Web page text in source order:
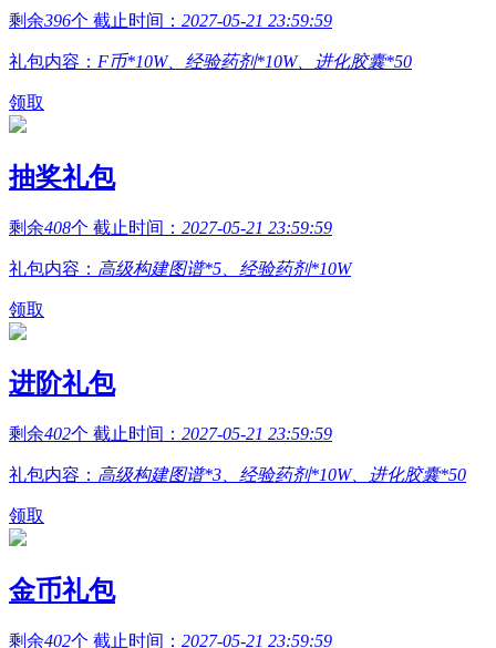
剩余396个 截止时间： 2027-05-21 23:59:59
礼包内容： F币*10W、经验药剂*10W、进化胶囊*50
领取
抽奖礼包
剩余408个 截止时间： 2027-05-21 23:59:59
礼包内容： 高级构建图谱*5、经验药剂*10W
领取
进阶礼包
剩余402个 截止时间： 2027-05-21 23:59:59
礼包内容： 高级构建图谱*3、经验药剂*10W、进化胶囊*50
领取
金币礼包
剩余402个 截止时间： 2027-05-21 23:59:59